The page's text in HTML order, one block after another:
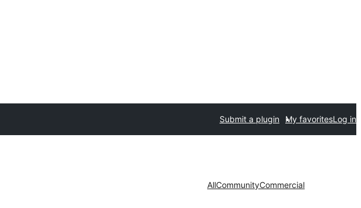
Submit a plugin My favoritesLog in
AllCommunityCommercial